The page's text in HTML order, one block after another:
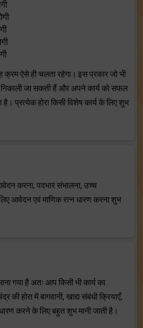
क्रम ऐसे ही चलता रहेगा। इस प्रकार जो भी
निकाली जा सकती हैं और अपने कार्य को सफल
प्रत्येक होरा किसी विशेष कार्य के लिए शुभ
करना, पदभार संभालना, उच्च
आवेदन एवं माणिक रत्न धारण करना शुभ
गया है अतः आप किसी भी कार्य का
होरा में बागवानी, खाद्य संबंधी क्रियाएँ,
करने के लिए बहुत शुभ मानी जाती है।